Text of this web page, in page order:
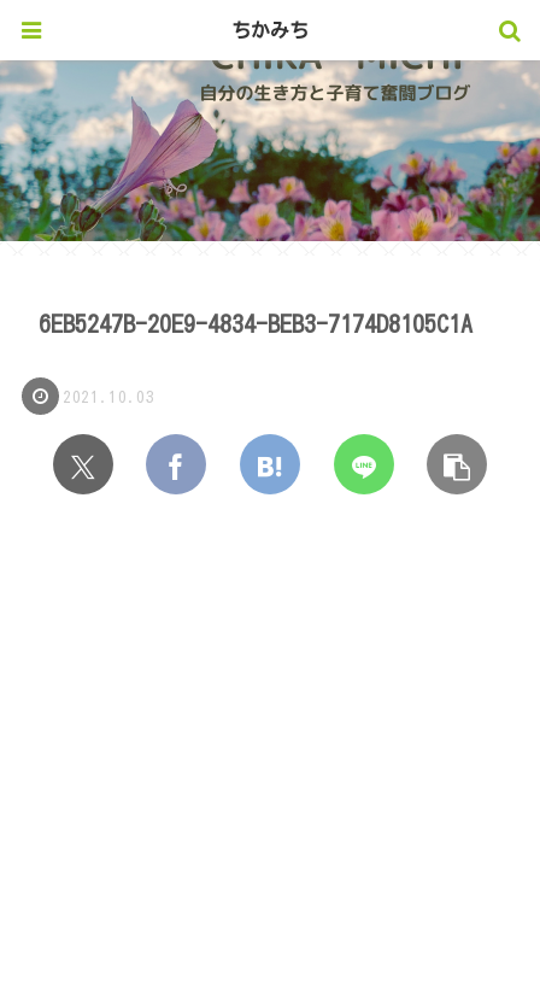
6EB5247B-20E9-4834-BEB3-7174D8105C1A
2021.10.03
ちかみち